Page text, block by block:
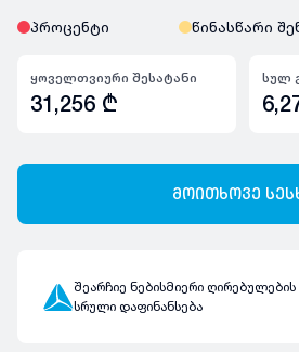
პროცენტი წინასწარი
ყოველთვიური შესატანი
31,256 ₾
სულ
მოითხოვე
შეარჩიე ნებისმიერი
სრული დაფინანსება